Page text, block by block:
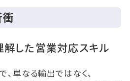
した営業対応スキル
、単なる輸出ではなく、